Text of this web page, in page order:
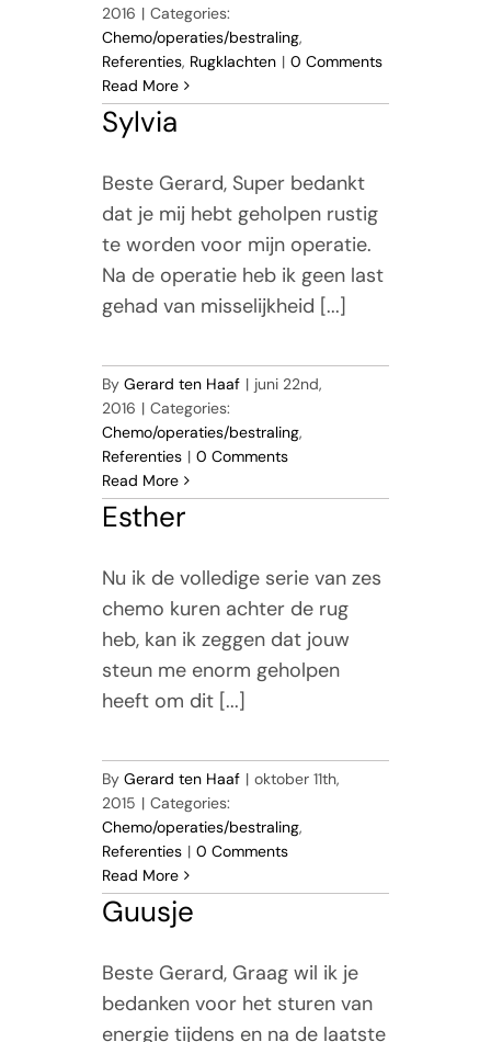
2016 | Categories:
Chemo/operaties/bestraling,
Referenties, Rugklachten | 0 Comments
Read More
Sylvia
Beste Gerard, Super bedankt
dat je mij hebt geholpen rustig
te worden voor mijn operatie.
Na de operatie heb ik geen last
gehad van misselijkheid [...]
By Gerard ten Haaf | juni 22nd,
2016 | Categories:
Chemo/operaties/bestraling,
Referenties | 0 Comments
Read More
Esther
Nu ik de volledige serie van zes
chemo kuren achter de rug
heb, kan ik zeggen dat jouw
steun me enorm geholpen
heeft om dit [...]
By Gerard ten Haaf | oktober 11th,
2015 | Categories:
Chemo/operaties/bestraling,
Referenties | 0 Comments
Read More
Guusje
Beste Gerard, Graag wil ik je
bedanken voor het sturen van
energie tijdens en na de laatste